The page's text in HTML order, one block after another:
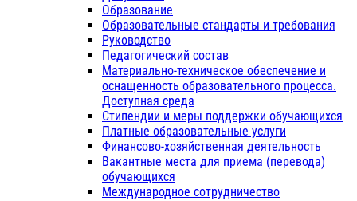
Образование
Образовательные стандарты и требования
Руководство
Педагогический состав
Материально-техническое обеспечение и
оснащенность образовательного процесса.
Доступная среда
Стипендии и меры поддержки обучающихся
Платные образовательные услуги
Финансово-хозяйственная деятельность
Вакантные места для приема (перевода)
обучающихся
Международное сотрудничество